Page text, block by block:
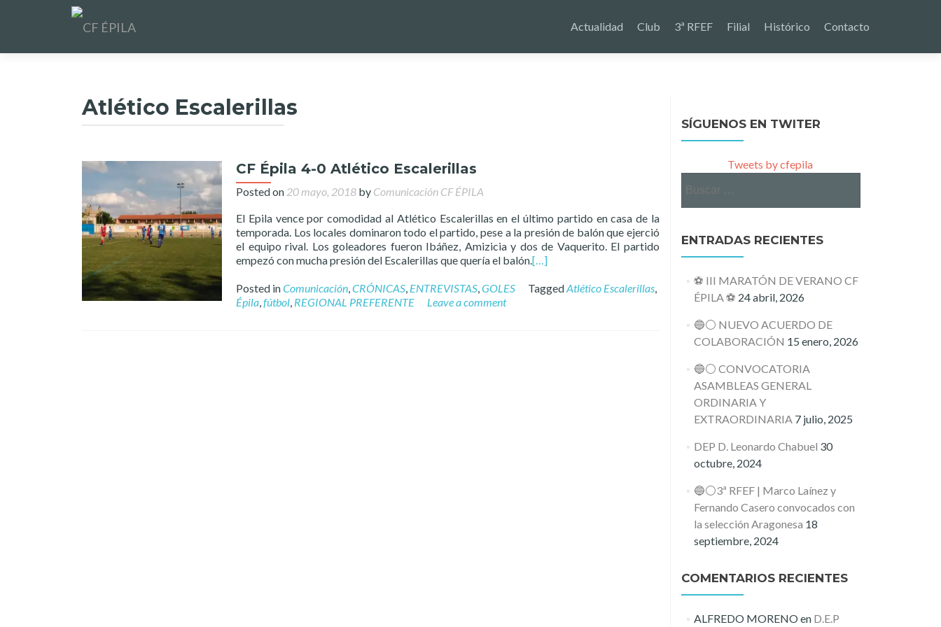
Actualidad Club 3ª RFEF Filial Histórico Contacto
Atlético Escalerillas
CF Épila 4-0 Atlético Escalerillas
Posted on 20 mayo, 2018 by Comunicación CF ÉPILA
El Epila vence por comodidad al Atlético Escalerillas en el último partido en casa de la
temporada. Los locales dominaron todo el partido, pese a la presión de balón que ejerció
el equipo rival. Los goleadores fueron Ibáñez, Amizicia y dos de Vaquerito. El partido
empezó con mucha presión del Escalerillas que quería el balón.[…]
Posted inComunicación,CRÓNICAS, ENTREVISTAS,GOLES TaggedAtlético Escalerillas,
Épila,fútbol, REGIONAL PREFERENTE Leave a comment
SÍGUENOS EN TWITER
Tweets by cfepila
ENTRADAS RECIENTES
⚽ III MARATÓN DE VERANO CF
ÉPILA ⚽ 24 abril, 2026
🔵⚪️ NUEVO ACUERDO DE
COLABORACIÓN 15 enero, 2026
🔵⚪️ CONVOCATORIA
ASAMBLEAS GENERAL
ORDINARIA Y
EXTRAORDINARIA 7 julio, 2025
DEP D. Leonardo Chabuel 30
octubre, 2024
🔵⚪️3ª RFEF | Marco Laínez y
Fernando Casero convocados con
la selección Aragonesa 18
septiembre, 2024
COMENTARIOS RECIENTES
ALFREDO MORENOen D.E.P